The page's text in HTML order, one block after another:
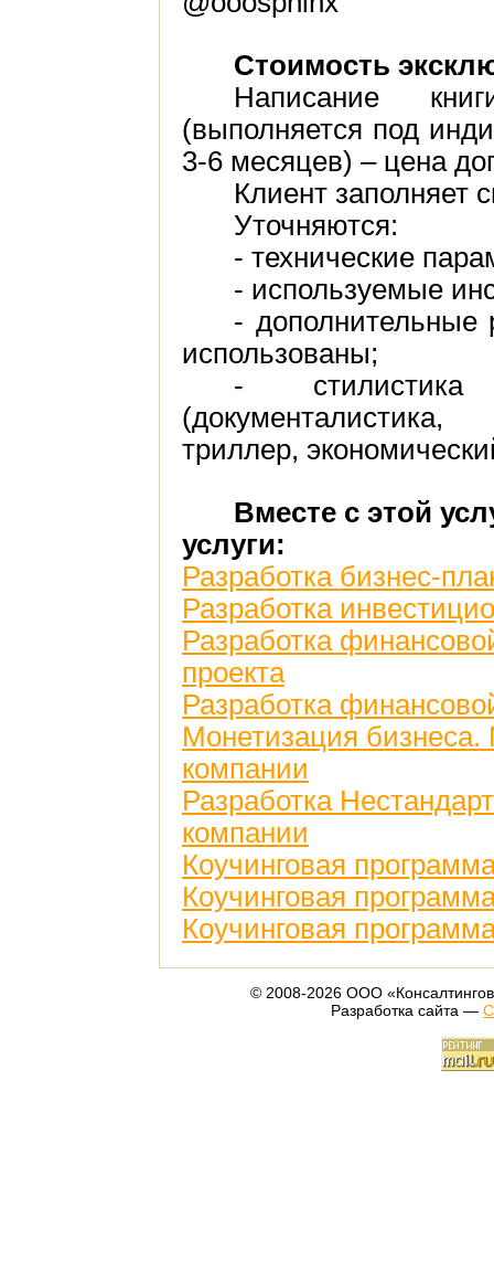
Стоимость
Написание
(выполняется под
3-6 месяцев) – цена
Клиент заполняет
Уточняются:
- технические
- используемые
- дополнительные
использованы;
- стилистика
триллер,
Вместе с этой
услуги:
Разработка бизнес-
Разработка
Разработка
проекта
Разработка
Монетизация бизнеса.
компании
Разработка
компании
Коучинговая
Коучинговая
Коучинговая
© 2008-2026 ООО
Разработка сайта —